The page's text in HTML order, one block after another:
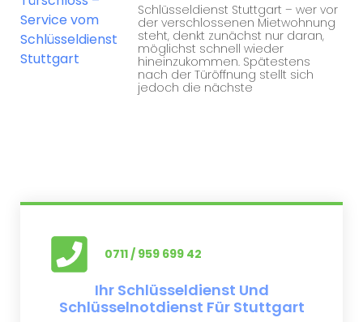
Schlüsseldienst Stuttgart – wer vor
der verschlossenen Mietwohnung
steht, denkt zunächst nur daran,
möglichst schnell wieder
hineinzukommen. Spätestens
nach der Türöffnung stellt sich
jedoch die nächste
0711 / 959 699 42
Ihr Schlüsseldienst Und
Schlüsselnotdienst Für Stuttgart